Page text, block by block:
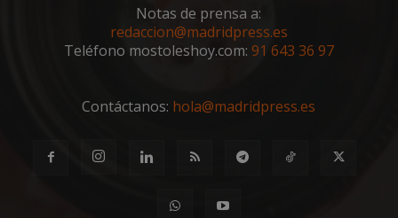
Notas de prensa a:
redaccion@madridpress.es
Teléfono mostoleshoy.com: 91 643 36 97
Contáctanos: hola@madridpress.es
google_auto_fc_cmp_setting
Almacenamiento
local
wpjm-stat-
job_view_unique_99340
Almacenamiento
local
job_listing_60028_0
Almacenamiento
job_view_unique_99491